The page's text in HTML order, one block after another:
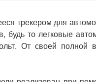
трекером для
то легковые
От своей полной